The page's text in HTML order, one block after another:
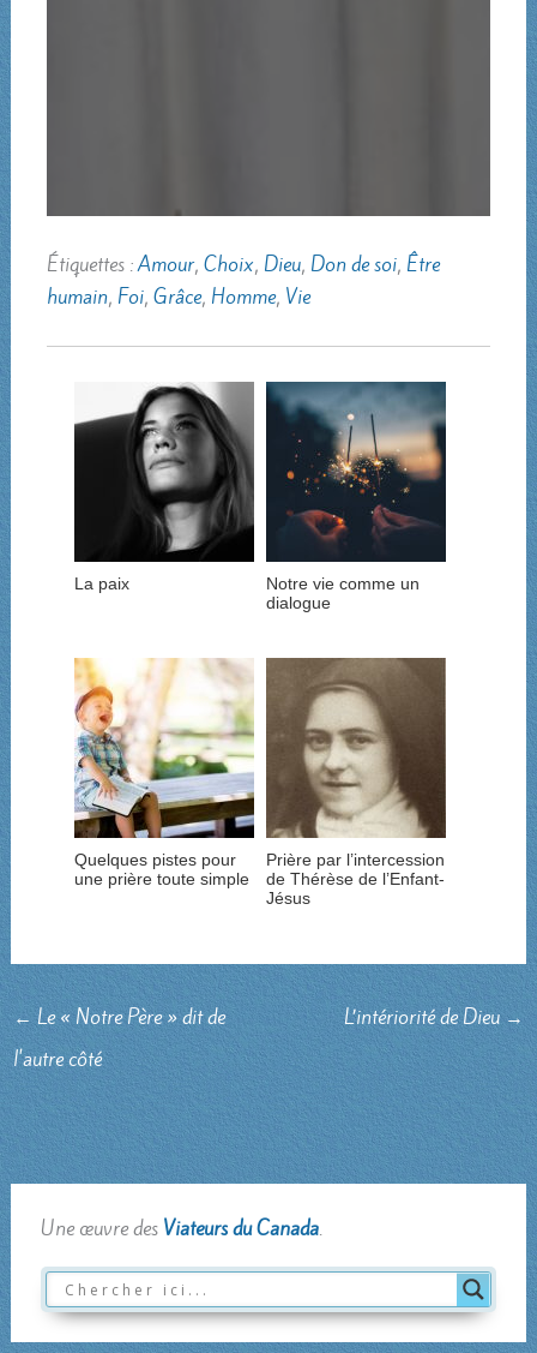
Étiquettes :Amour, Choix, Dieu, Don de soi, Être
humain, Foi, Grâce, Homme, Vie
La paix
Notre vie comme un
dialogue
Quelques pistes pour
une prière toute simple
Prière par l’intercession
de Thérèse de l’Enfant-
Jésus
← Le « Notre Père » dit de
l'autre côté
L’intériorité de Dieu →
Une œuvre des Viateurs du Canada.